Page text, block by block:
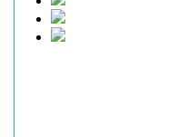
九阳料理机JYL-A021